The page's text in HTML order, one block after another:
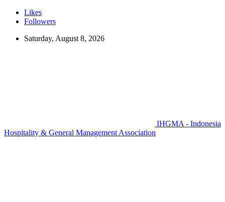
Likes
Followers
Saturday, August 8, 2026
IHGMA - Indonesia
Hospitality & General Management Association